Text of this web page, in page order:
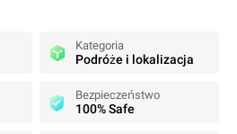
Kategoria
Podróże i lokalizacja
Bezpieczeństwo
100% Safe